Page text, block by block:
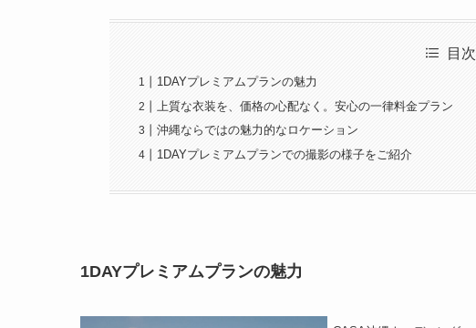
目次
1DAYプレミアムプランの魅力
上質な衣装を、価格の心配なく。安心の一律料金プラン
沖縄ならではの魅力的なロケーション
1DAYプレミアムプランでの撮影の様子をご紹介
1DAYプレミアムプランの魅力